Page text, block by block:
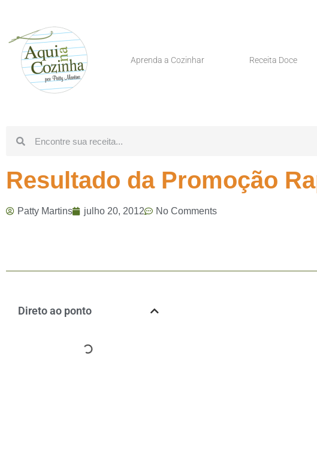
Aprenda a Cozinhar Receita Doce
Resultado da Promoção
Patty Martins julho 20, 2012 No Comments
Direto ao ponto